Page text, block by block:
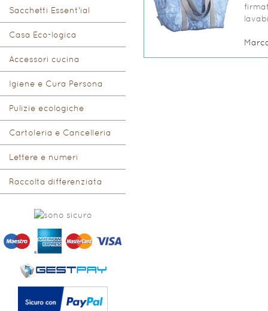
Sacchetti Essent'ial
Casa Eco-logica
Accessori cucina
Igiene e Cura Persona
Pulizie ecologiche
Cartoleria e Cancelleria
Lettere e numeri
Raccolta differenziata